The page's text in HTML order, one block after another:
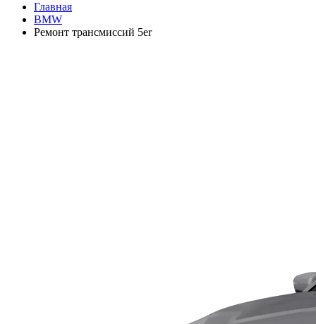
Главная
BMW
Ремонт трансмиссий 5er